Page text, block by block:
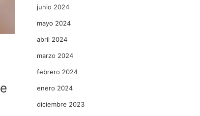
junio 2024
mayo 2024
abril 2024
marzo 2024
febrero 2024
enero 2024
diciembre 2023